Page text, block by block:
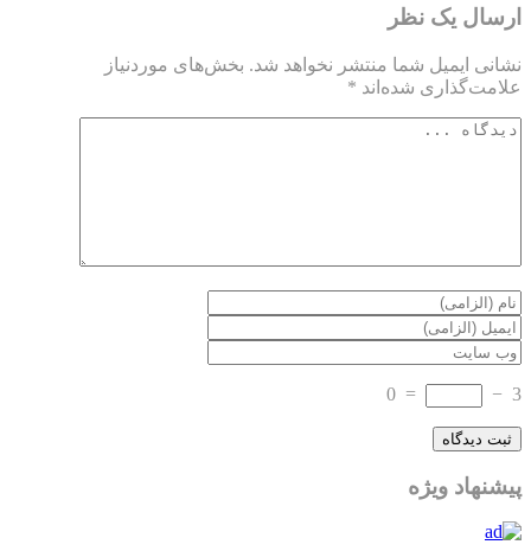
ارسال یک نظر
نشانی ایمیل شما منتشر نخواهد شد. بخش‌های موردنیاز
علامت‌گذاری شده‌اند *
3
−
=
0
پیشنهاد ویژه